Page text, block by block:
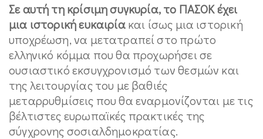
Σε αυτή τη κρίσιμη συγκυρία, το ΠΑΣΟΚ έχει
μια ιστορική ευκαιρίακαι ίσως μια ιστορική
υποχρέωση, να μετατραπεί στο πρώτο
ελληνικό κόμμα που θα προχωρήσει σε
ουσιαστικό εκσυγχρονισμό των θεσμών και
της λειτουργίας του με βαθιές
μεταρρυθμίσεις που θα εναρμονίζονται με τις
βέλτιστες ευρωπαϊκές πρακτικές της
σύγχρονης σοσιαλδημοκρατίας.